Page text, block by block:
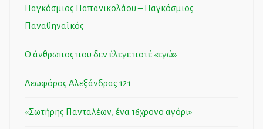
Παγκόσμιος Παπανικολάου – Παγκόσμιος
Παναθηναϊκός
Ο άνθρωπος που δεν έλεγε ποτέ «εγώ»
Λεωφόρος Αλεξάνδρας 121
«Σωτήρης Πανταλέων, ένα 16χρονο αγόρι»